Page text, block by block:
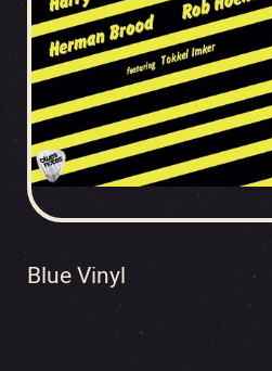
Blue Vinyl